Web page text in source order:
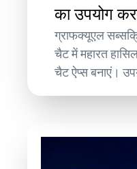
का उपयोग
ग्राफक्यूएल
चैट में महारत
चैट ऐप्स बनाएं।